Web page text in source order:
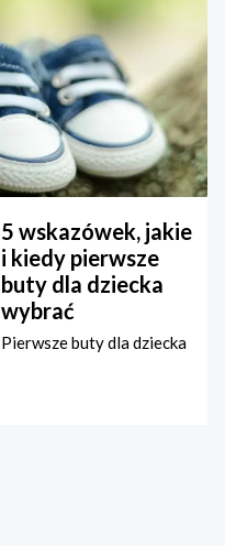
5 wskazówek, jakie
i kiedy pierwsze
buty dla dziecka
wybrać
Pierwsze buty dla dziecka